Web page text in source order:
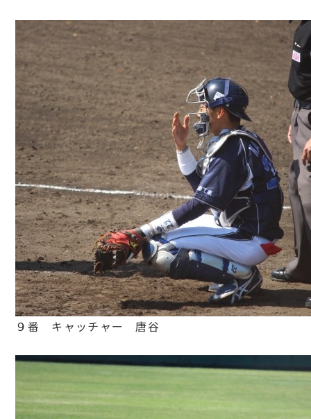
９番 キャッチャー 唐谷